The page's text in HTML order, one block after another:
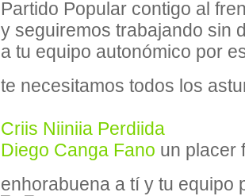
Partido Popular contigo al
y seguiremos trabajando sin
a tu equipo autonómico por
te necesitamos todos los
Criis Niiniia Perdiida
Diego Canga Fano un placer
enhorabuena a tí y tu